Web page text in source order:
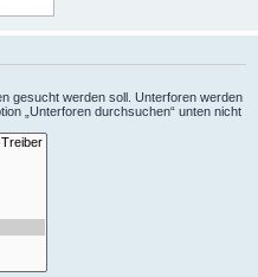
gesucht werden soll. Unterforen werden
„Unterforen durchsuchen“ unten nicht